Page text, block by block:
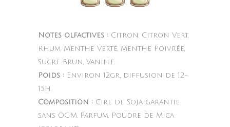
Notes olfactives : Citron, Citron Vert,
Rhum, Menthe Verte, Menthe Poivrée,
Sucre Brun, Vanille.
Poids : Environ 12gr, diffusion de 12-
15h.
Composition : Cire de Soja garantie
sans OGM, Parfum, Poudre de Mica